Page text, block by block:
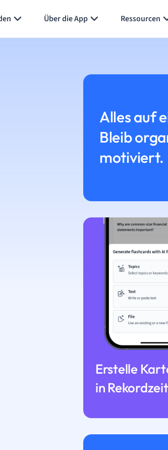
Über die App Ressourcen
Alles auf
Bleib
motiviert.
Erstelle
in